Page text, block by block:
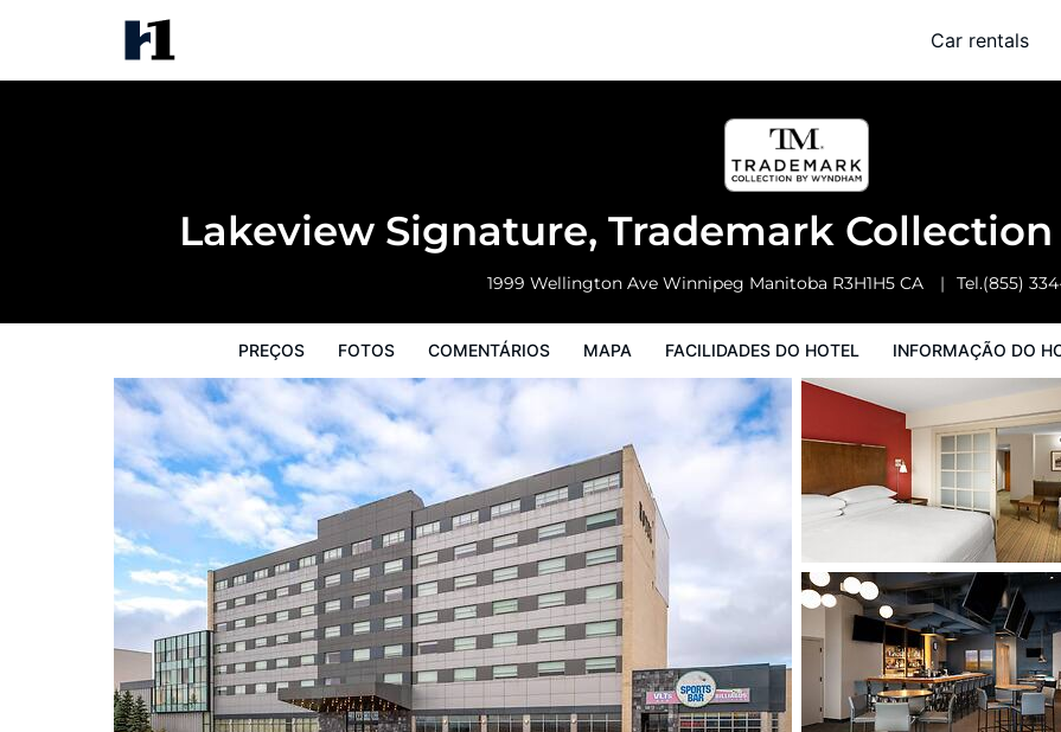
Car rentals
Lakeview Signature, Trademark
1999 Wellington Ave Winnipeg Manitoba R3H1H5 CA Tel.(855)
PREÇOS FOTOS COMENTÁRIOS MAPA FACILIDADES DO HOTEL INFORMAÇÃO DO
Regulamentos do Hotel